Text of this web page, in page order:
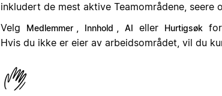
inkludert de mest aktive Teamområdene, seere
Velg
Medlemmer Innhold AI eller Hurtigsøk
Hvis du ikke er eier av arbeidsområdet, vil du